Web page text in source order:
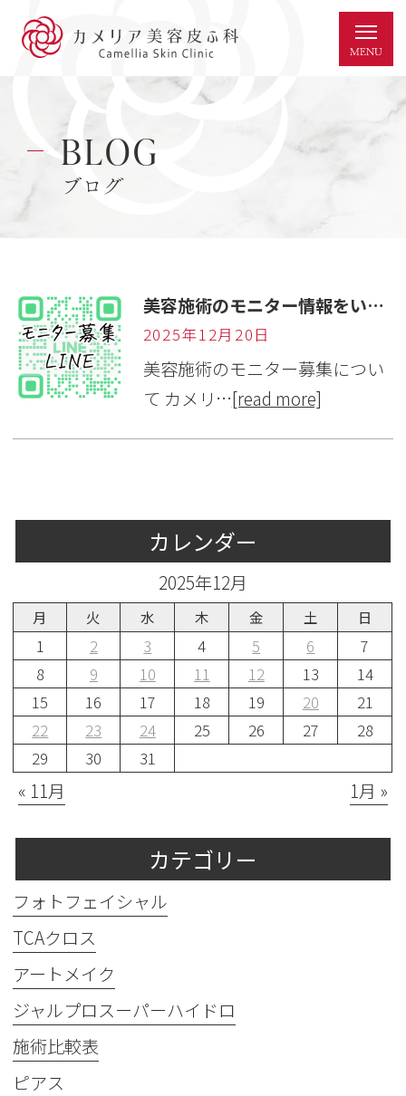
BLOG
ブログ
美容施術のモニター情報をいち早く｜カメリア美容皮ふ科「公式モニターグループLINE」のご案内
2025年12月20日
美容施術のモニター募集につい
て カメリ…[read more]
カレンダー
2025年12月
月 火 水 木 金 土 日
1 2 3 4 5 6
7
8
9 10 11 12 13
14
15
16 17 18 19 20
21
22
23 24 25 26 27
28
29
30 31
« 11月 1月 »
カテゴリー
フォトフェイシャル
TCAクロス
アートメイク
ジャルプロスーパーハイドロ
施術比較表
ピアス